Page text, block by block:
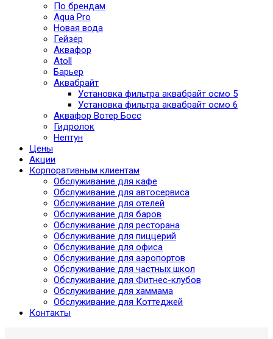
По брендам
Aqua Pro
Новая вода
Гейзер
Аквафор
Atoll
Барьер
Аквабрайт
Установка фильтра аквабрайт осмо 5
Установка фильтра аквабрайт осмо 6
Аквафор Вотер Босс
Гидролок
Нептун
Цены
Акции
Корпоративным клиентам
Обслуживание для кафе
Обслуживание для автосервиса
Обслуживание для отелей
Обслуживание для баров
Обслуживание для ресторана
Обслуживание для пиццерий
Обслуживание для офиса
Обслуживание для аэропортов
Обслуживание для частных школ
Обслуживание для Фитнес-клубов
Обслуживание для хаммама
Обслуживание для Коттеджей
Контакты